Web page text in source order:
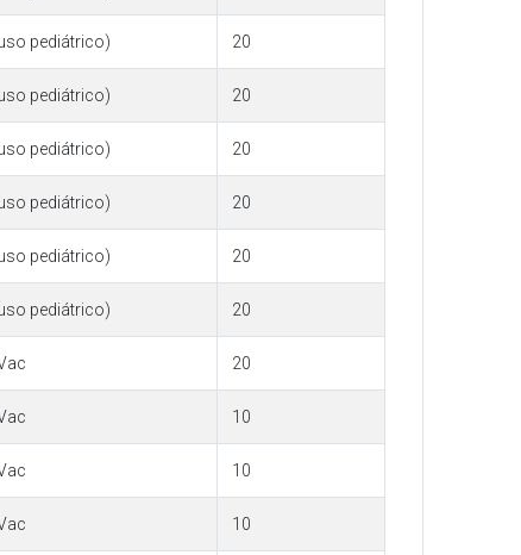
pediátrico) 20
pediátrico) 20
pediátrico) 20
pediátrico) 20
pediátrico) 20
pediátrico) 20
20
10
10
10